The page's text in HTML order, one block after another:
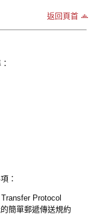
返回頁首
：
Protocol
簡單郵遞傳送規約